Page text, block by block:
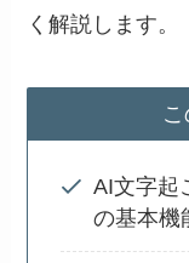
く解説します。
AI文字起
の基本機